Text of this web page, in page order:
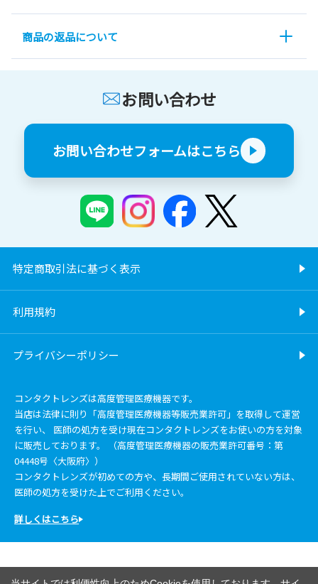
商品の返品について
お問い合わせ
お問い合わせフォームはこちら
特定商取引法に基づく表示
利用規約
プライバシーポリシー
コンタクトレンズは高度管理医療機器です。
当店は法律に則り「高度管理医療機器等販売業許可」を取得して運営
を行い、 医師の処方を受け現在コンタクトレンズをお使いの方を対象
に販売しております。 （高度管理医療機器の販売業許可番号：第
04448号〈大阪府〉）
コンタクトレンズが初めての方や、長期間ご使用されていない方は、
医師の処方を受けた上でご利用ください。
詳しくはこちら